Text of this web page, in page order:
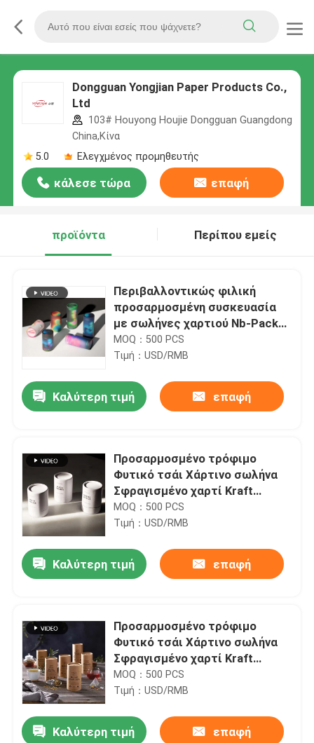
Dongguan Yongjian Paper Products Co.,
Ltd
103# Houyong Houjie Dongguan Guangdong
China,Κίνα
5.0
Ελεγχμένος προμηθευτής
κάλεσε τώρα επαφή
προϊόντα Περίπου εμείς
Περιβαλλοντικώς φιλική
προσαρμοσμένη συσκευασία
με σωλήνες χαρτιού Nb-Pack
με ανθεκτικά στα παιδιά
κουμπιά
MOQ：500 PCS
Τιμή：USD/RMB
Καλύτερη τιμή επαφή
Προσαρμοσμένο τρόφιμο
Φυτικό τσάι Χάρτινο σωλήνα
Σφραγισμένο χαρτί Kraft
κυλινδρικό δοχείο
συσκευασίας σωλήνων
MOQ：500 PCS
Τιμή：USD/RMB
Καλύτερη τιμή επαφή
Προσαρμοσμένο τρόφιμο
Φυτικό τσάι Χάρτινο σωλήνα
Σφραγισμένο χαρτί Kraft
κυλινδρικό δοχείο
συσκευασίας σωλήνων
MOQ：500 PCS
Τιμή：USD/RMB
Καλύτερη τιμή επαφή